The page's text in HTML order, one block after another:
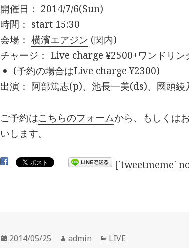
開催日： 2014/7/6(Sun)
時間： start 15:30
会場：横濱エアジン (関内)
チャージ： Live charge ¥2500+ワンドリン
(予約の場合はLive charge ¥2300)
出演： 阿部篤志(p)、池長一美(ds)、國頭綾
ご予約はこちらのフォームから、もしくは
いします。
[`tweetmeme`
投
2014/05/25
作
admin
カ
LIVE